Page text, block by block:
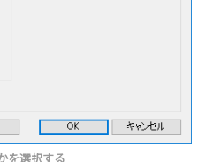
を選択する